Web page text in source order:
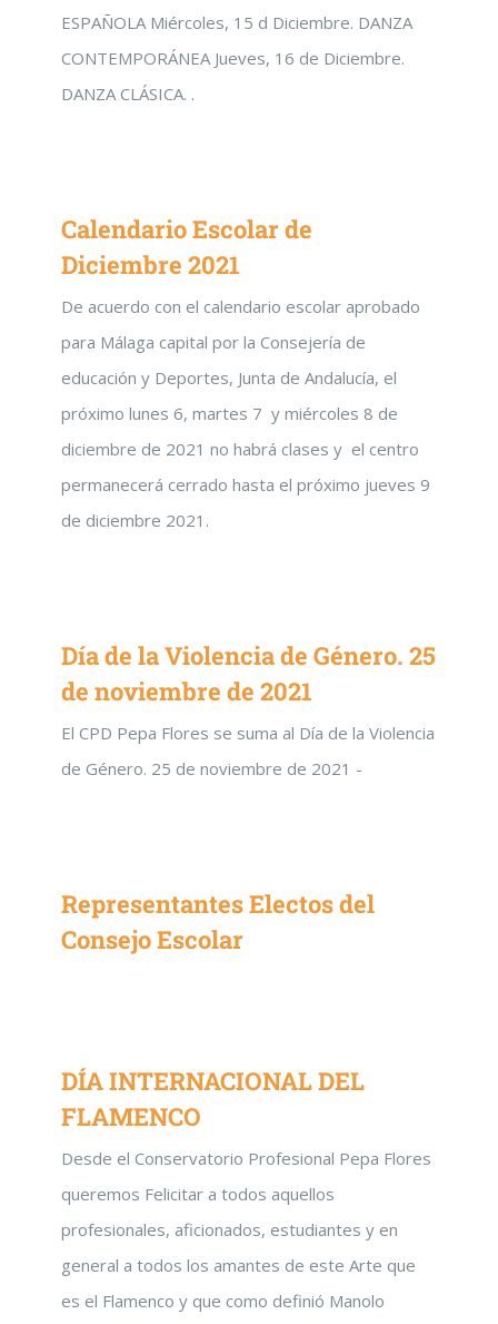
ESPAÑOLA Miércoles, 15 d Diciembre. DANZA
CONTEMPORÁNEA Jueves, 16 de Diciembre.
DANZA CLÁSICA. .
Calendario Escolar de
Diciembre 2021
De acuerdo con el calendario escolar aprobado
para Málaga capital por la Consejería de
educación y Deportes, Junta de Andalucía, el
próximo lunes 6, martes 7 y miércoles 8 de
diciembre de 2021 no habrá clases y el centro
permanecerá cerrado hasta el próximo jueves 9
de diciembre 2021.
Día de la Violencia de Género. 25
de noviembre de 2021
El CPD Pepa Flores se suma al Día de la Violencia
de Género. 25 de noviembre de 2021 -
Representantes Electos del
Consejo Escolar
DÍA INTERNACIONAL DEL
FLAMENCO
Desde el Conservatorio Profesional Pepa Flores
queremos Felicitar a todos aquellos
profesionales, aficionados, estudiantes y en
general a todos los amantes de este Arte que
es el Flamenco y que como definió Manolo